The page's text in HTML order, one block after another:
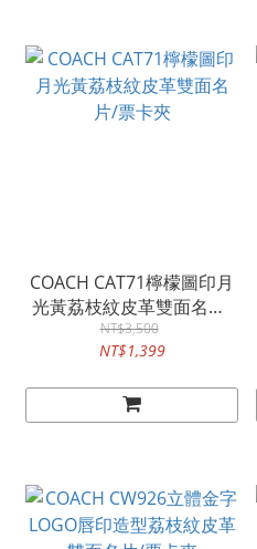
COACH CAT71檸檬圖印月
光黃荔枝紋皮革雙面名片/
票卡夾
NT$3,500
NT$1,399